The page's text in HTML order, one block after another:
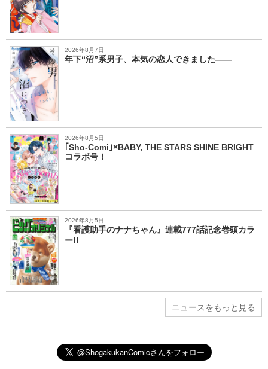
2026年8月7日
年下“沼”系男子、本気の恋人できました――
2026年8月5日
｢Sho-Comi｣×BABY, THE STARS SHINE BRIGHT
コラボ号！
2026年8月5日
『看護助手のナナちゃん』連載777話記念巻頭カラ
ー!!
ニュースをもっと見る